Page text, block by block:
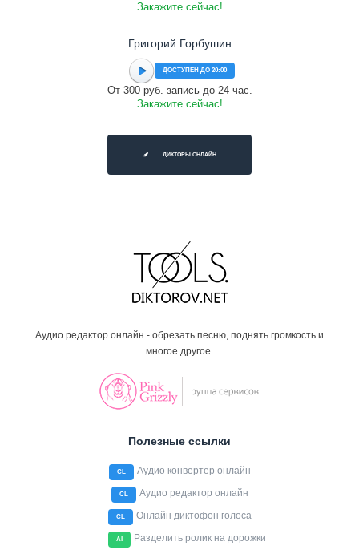
Закажите сейчас!
Григорий Горбушин
ДОСТУПЕН ДО 20:00
От 300 руб. запись до 24 час.
Закажите сейчас!
ДИКТОРЫ ОНЛАЙН
Аудио редактор онлайн - обрезать песню, поднять громкость и
многое другое.
Полезные ссылки
CL Аудио конвертер онлайн
CL Аудио редактор онлайн
CL Онлайн диктофон голоса
AI Разделить ролик на дорожки